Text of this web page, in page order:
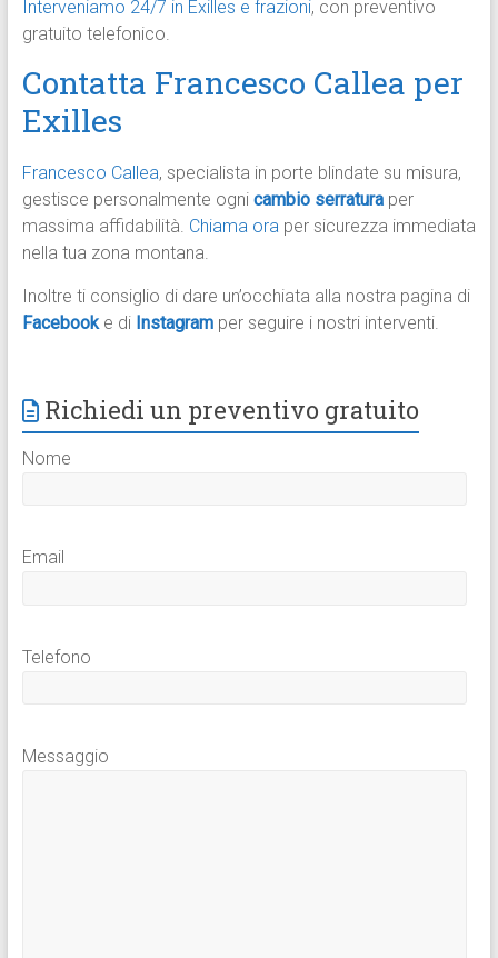
Interveniamo 24/7 in Exilles e frazioni, con preventivo
gratuito telefonico.​
Contatta Francesco Callea per
Exilles
Francesco Callea, specialista in porte blindate su misura,
gestisce personalmente ogni cambio serratura per
massima affidabilità. Chiama oraper sicurezza immediata
nella tua zona montana.
Inoltre ti consiglio di dare un’occhiata alla nostra pagina di
Facebook e di Instagram per seguire i nostri interventi.
Richiedi un preventivo gratuito
Nome
Email
Telefono
Messaggio